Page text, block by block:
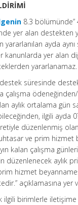
8.3 bölümünde”
yer alan destekten
ayda
kanunlarda yer alan
yararlanamaz.
süresinde
çalışma
aylık ortalama gün
ilgili ayda
düzenlenmiş
ve prim hizmet
kalan çalışma
düzenlenecek aylık
hizmet
açıklamasına yer
ilgili birimlerle iletişime